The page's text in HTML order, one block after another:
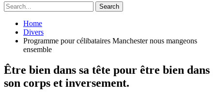
Home
Divers
Programme pour célibataires Manchester nous mangeons
ensemble
Être bien dans sa tête pour être bien dans
son corps et inversement.